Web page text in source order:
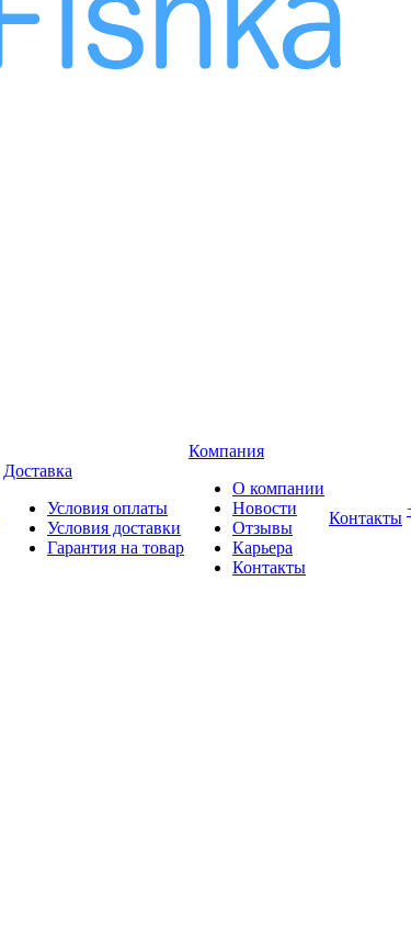
Доставка
Условия оплаты
Условия доставки
Гарантия на товар
Компания
О компании
Новости
Отзывы
Карьера
Контакты
Контакты